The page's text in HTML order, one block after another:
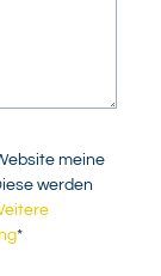
meine
werden
*